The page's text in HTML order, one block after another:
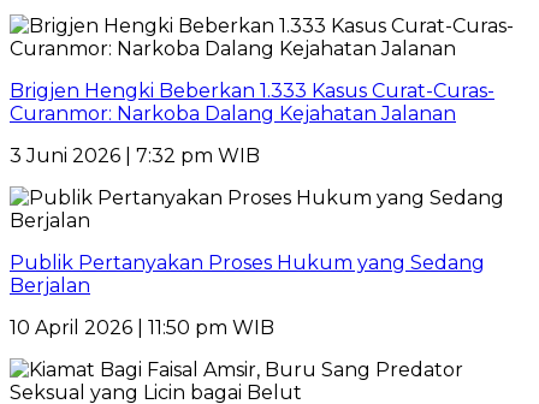
Brigjen Hengki Beberkan 1.333 Kasus Curat-Curas-
Curanmor: Narkoba Dalang Kejahatan Jalanan
3 Juni 2026 | 7:32 pm WIB
Publik Pertanyakan Proses Hukum yang Sedang
Berjalan
10 April 2026 | 11:50 pm WIB